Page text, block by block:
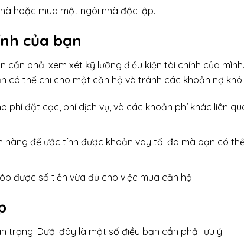
hoặc mua một ngôi nhà độc lập.
của bạn
phải xem xét kỹ lưỡng điều kiện tài chính của
có thể chi cho một căn hộ và tránh các khoản nợ khó
phí đặt cọc, phí dịch vụ, và các khoản phí khác liên
để ước tính được khoản vay tối đa mà bạn có
được số tiền vừa đủ cho việc mua căn hộ.
trọng. Dưới đây là một số điều bạn cần phải lưu ý: